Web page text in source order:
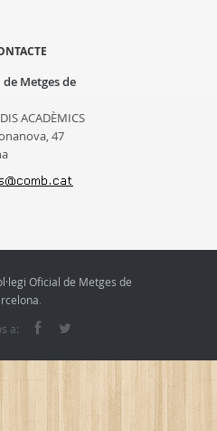
Metges de
ACADÈMICS
47
Oficial de Metges de
.
a: